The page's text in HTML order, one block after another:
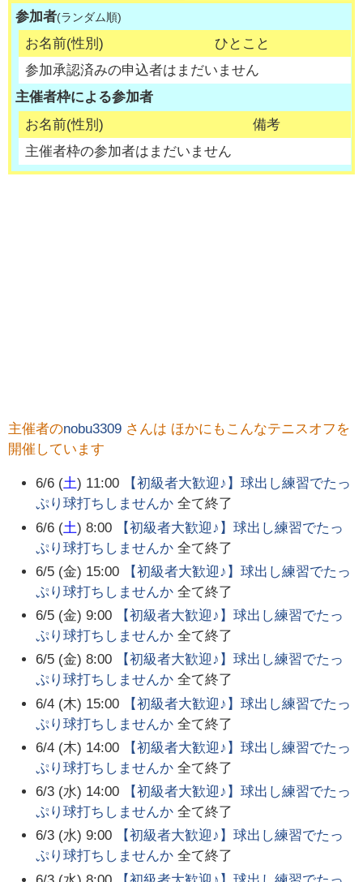
参加者(ランダム順)
お名前(性別)
ひとこと
参加承認済みの申込者はまだいません
主催者枠による参加者
お名前(性別)
備考
主催者枠の参加者はまだいません
主催者のnobu3309 さんは ほかにもこんなテニスオフを
開催しています
6/6 (土) 11:00
【初級者大歓迎♪】球出し練習でたっ
ぷり球打ちしませんか 全て終了
6/6 (土) 8:00
【初級者大歓迎♪】球出し練習でたっ
ぷり球打ちしませんか 全て終了
6/5 (金) 15:00
【初級者大歓迎♪】球出し練習でたっ
ぷり球打ちしませんか 全て終了
6/5 (金) 9:00
【初級者大歓迎♪】球出し練習でたっ
ぷり球打ちしませんか 全て終了
6/5 (金) 8:00
【初級者大歓迎♪】球出し練習でたっ
ぷり球打ちしませんか 全て終了
6/4 (木) 15:00
【初級者大歓迎♪】球出し練習でたっ
ぷり球打ちしませんか 全て終了
6/4 (木) 14:00
【初級者大歓迎♪】球出し練習でたっ
ぷり球打ちしませんか 全て終了
6/3 (水) 14:00
【初級者大歓迎♪】球出し練習でたっ
ぷり球打ちしませんか 全て終了
6/3 (水) 9:00
【初級者大歓迎♪】球出し練習でたっ
ぷり球打ちしませんか 全て終了